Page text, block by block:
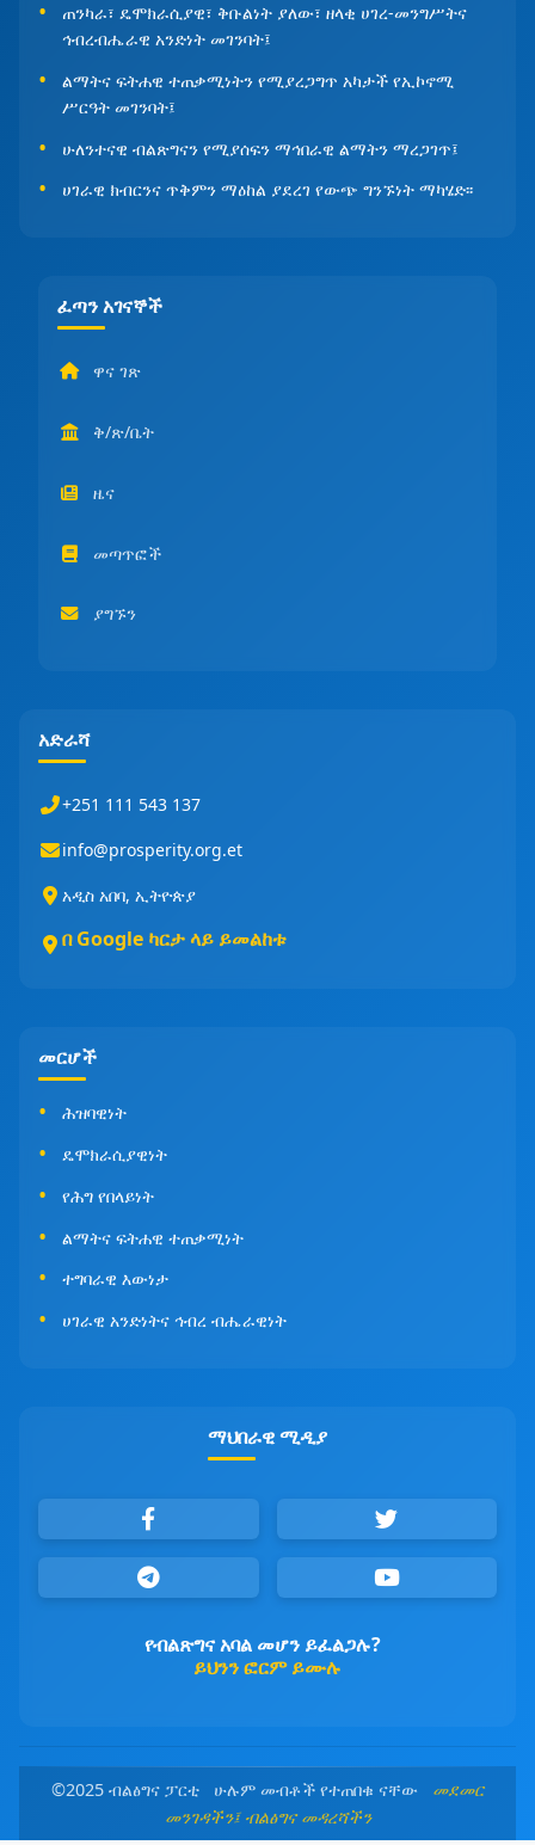
ጠንካራ፣ ዴሞክራሲያዊ፣ ቅቡልነት ያለው፣ ዘላቂ ሀገረ-መንግሥትና
ኅብረብሔራዊ አንድነት መገንባት፤
ልማትና ፍትሐዊ ተጠቃሚነትን የሚያረጋግጥ አካታች የኢኮኖሚ
ሥርዓት መገንባት፤
ሁለንተናዊ ብልጽግናን የሚያሰፍን ማኅበራዊ ልማትን ማረጋገጥ፤
ሀገራዊ ክብርንና ጥቅምን ማዕከል ያደረገ የውጭ ግንኙነት ማካሄድ፡፡
ፈጣን አገናኞች
ዋና ገጽ
ቅ/ጽ/ቤት
ዜና
መጣጥፎች
ያግኙን
አድራሻ
+251 111 543 137
info@prosperity.org.et
አዲስ አበባ, ኢትዮጵያ
በ Google ካርታ ላይ ይመልከቱ
መርሆች
ሕዝባዊነት
ዴሞክራሲያዊነት
የሕግ የበላይነት
ልማትና ፍትሐዊ ተጠቃሚነት
ተግባራዊ እውነታ
ሀገራዊ አንድነትና ኅብረ ብሔራዊነት
ማህበራዊ ሚዲያ
የብልጽግና አባል መሆን ይፈልጋሉ?
ይህንን ፎርም ይሙሉ
©2025 ብልፅግና ፓርቲ ሁሉም መብቶች የተጠበቁ ናቸው መደመር
መንገዳችን፤ ብልፅግና መዳረሻችን